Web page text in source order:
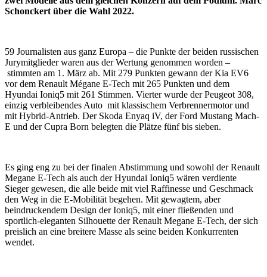
Schonckert über die Wahl 2022.
59 Journalisten aus ganz Europa – die Punkte der beiden russischen
Jurymitglieder waren aus der Wertung genommen worden –
stimmten am 1. März ab. Mit 279 Punkten gewann der Kia EV6
vor dem Renault Mégane E-Tech mit 265 Punkten und dem
Hyundai Ioniq5 mit 261 Stimmen. Vierter wurde der Peugeot 308,
einzig verbleibendes Auto mit klassischem Verbrennermotor und
mit Hybrid-Antrieb. Der Skoda Enyaq iV, der Ford Mustang Mach-
E und der Cupra Born belegten die Plätze fünf bis sieben.
Es ging eng zu bei der finalen Abstimmung und sowohl der Renault
Megane E-Tech als auch der Hyundai Ioniq5 wären verdiente
Sieger gewesen, die alle beide mit viel Raffinesse und Geschmack
den Weg in die E-Mobilität begehen. Mit gewagtem, aber
beindruckendem Design der Ioniq5, mit einer fließenden und
sportlich-eleganten Silhouette der Renault Megane E-Tech, der sich
preislich an eine breitere Masse als seine beiden Konkurrenten
wendet.